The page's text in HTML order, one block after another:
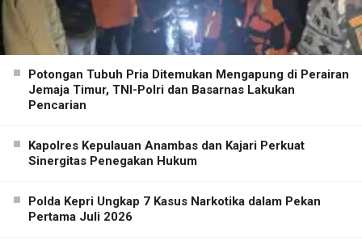
Potongan Tubuh Pria Ditemukan Mengapung di Perairan
Jemaja Timur, TNI-Polri dan Basarnas Lakukan
Pencarian
Kapolres Kepulauan Anambas dan Kajari Perkuat
Sinergitas Penegakan Hukum
Polda Kepri Ungkap 7 Kasus Narkotika dalam Pekan
Pertama Juli 2026